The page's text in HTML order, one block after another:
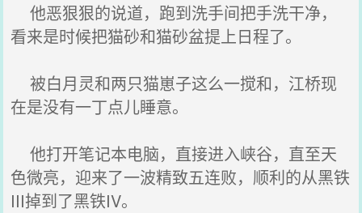
他恶狠狠的说道，跑到洗手间把手洗干净，
看来是时候把猫砂和猫砂盆提上日程了。
被白月灵和两只猫崽子这么一搅和，江桥现
在是没有一丁点儿睡意。
他打开笔记本电脑，直接进入峡谷，直至天
色微亮，迎来了一波精致五连败，顺利的从黑铁
III掉到了黑铁IV。